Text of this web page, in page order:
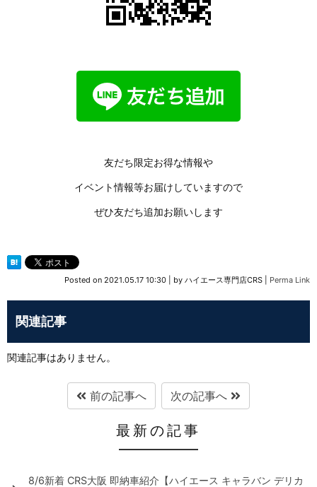
友だち限定お得な情報や
イベント情報等お届けしていますので
ぜひ友だち追加お願いします
Posted on 2021.05.17 10:30 by ハイエース専門店CRS Perma Link
関連記事
関連記事はありません。
前の記事へ 次の記事へ
最新の記事
8/6新着 CRS大阪 即納車紹介【ハイエース キャラバン デリカ